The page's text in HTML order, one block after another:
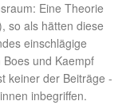
Eine Theorie
so als hätten diese
einschlägige
und Kaempf
keiner der Beiträge -
inbegriffen.